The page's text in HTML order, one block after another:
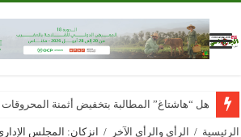
هل “هاشتاغ” المطالبة بتخفيض أثمنة
الرئيسية / الرأي والرأي الآخر /
انزكان: المجلس